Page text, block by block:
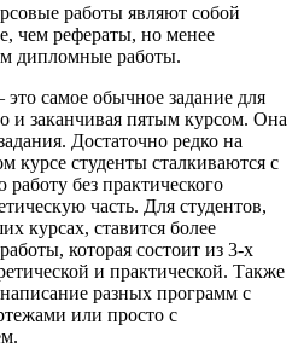
работы являют собой
чем рефераты, но менее
дипломные работы.
самое обычное задание для
и заканчивая пятым курсом. Она
Достаточно редко на
курсе студенты сталкиваются с
без практического
часть. Для студентов,
курсах, ставится более
которая состоит из 3-х
и практической. Также
разных программ с
или просто с